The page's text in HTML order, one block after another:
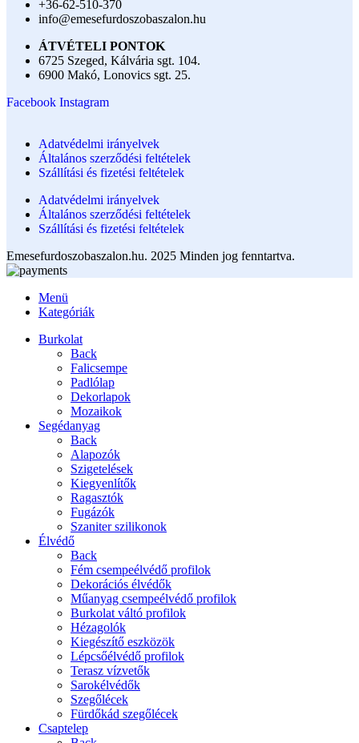
+36-62-510-370
info@emesefurdoszobaszalon.hu
ÁTVÉTELI PONTOK
6725 Szeged, Kálvária sgt. 104.​
6900 Makó, Lonovics sgt. 25.
Facebook Instagram
Adatvédelmi irányelvek
Általános szerződési feltételek
Szállítási és fizetési feltételek
Adatvédelmi irányelvek
Általános szerződési feltételek
Szállítási és fizetési feltételek
Emesefurdoszobaszalon.hu. 2025 Minden jog fenntartva.
Menü
Kategóriák
Burkolat
Back
Falicsempe
Padlólap
Dekorlapok
Mozaikok
Segédanyag
Back
Alapozók
Szigetelések
Kiegyenlítők
Ragasztók
Fugázók
Szaniter szilikonok
Élvédő
Back
Fém csempeélvédő profilok
Dekorációs élvédők
Műanyag csempeélvédő profilok
Burkolat váltó profilok
Hézagolók
Kiegészítő eszközök
Lépcsőélvédő profilok
Terasz vízvetők
Sarokélvédők
Szegőlécek
Fürdőkád szegőlécek
Csaptelep